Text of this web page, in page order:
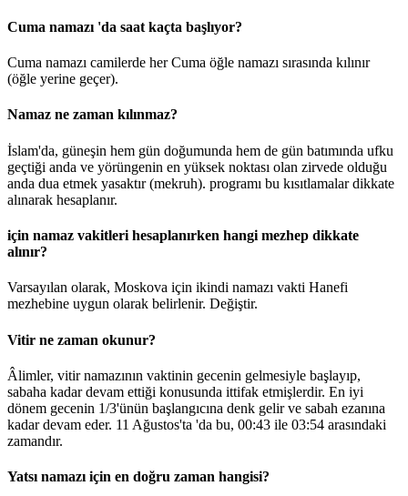
Cuma namazı 'da saat kaçta başlıyor?
Cuma namazı camilerde her Cuma öğle namazı sırasında kılınır
(öğle yerine geçer).
Namaz ne zaman kılınmaz?
İslam'da, güneşin hem gün doğumunda hem de gün batımında ufku
geçtiği anda ve yörüngenin en yüksek noktası olan zirvede olduğu
anda dua etmek yasaktır (mekruh). programı bu kısıtlamalar dikkate
alınarak hesaplanır.
için namaz vakitleri hesaplanırken hangi mezhep dikkate
alınır?
Varsayılan olarak, Moskova için ikindi namazı vakti Hanefi
mezhebine uygun olarak belirlenir. Değiştir.
Vitir ne zaman okunur?
Âlimler, vitir namazının vaktinin gecenin gelmesiyle başlayıp,
sabaha kadar devam ettiği konusunda ittifak etmişlerdir. En iyi
dönem gecenin 1/3'ünün başlangıcına denk gelir ve sabah ezanına
kadar devam eder. 11 Ağustos'ta 'da bu, 00:43 ile 03:54 arasındaki
zamandır.
Yatsı namazı için en doğru zaman hangisi?